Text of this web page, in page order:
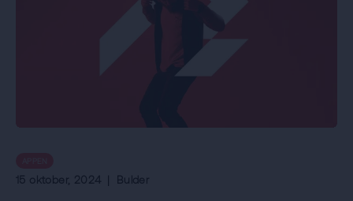
15 oktober, 2024 | Bulder